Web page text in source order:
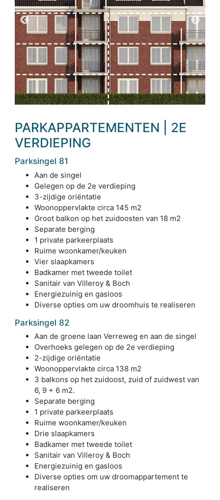
PARKAPPARTEMENTEN | 2E
VERDIEPING
Parksingel 81
Aan de singel
Gelegen op de 2e verdieping
3-zijdige oriëntatie
Woonoppervlakte circa 145 m2
Groot balkon op het zuidoosten van 18 m2
Separate berging
1 private parkeerplaats
Ruime woonkamer/keuken
Vier slaapkamers
Badkamer met tweede toilet
Sanitair van Villeroy & Boch
Energiezuinig en gasloos
Diverse opties om uw droomhuis te realiseren
Parksingel 82
Aan de groene laan Verreweg en aan de singel
Overhoeks gelegen op de 2e verdieping
2-zijdige oriëntatie
Woonoppervlakte circa 138 m2
3 balkons op het zuidoost, zuid of zuidwest van
6, 9 + 6 m2.
Separate berging
1 private parkeerplaats
Ruime woonkamer/keuken
Drie slaapkamers
Badkamer met tweede toilet
Sanitair van Villeroy & Boch
Energiezuinig en gasloos
Diverse opties om uw droomappartement te
realiseren